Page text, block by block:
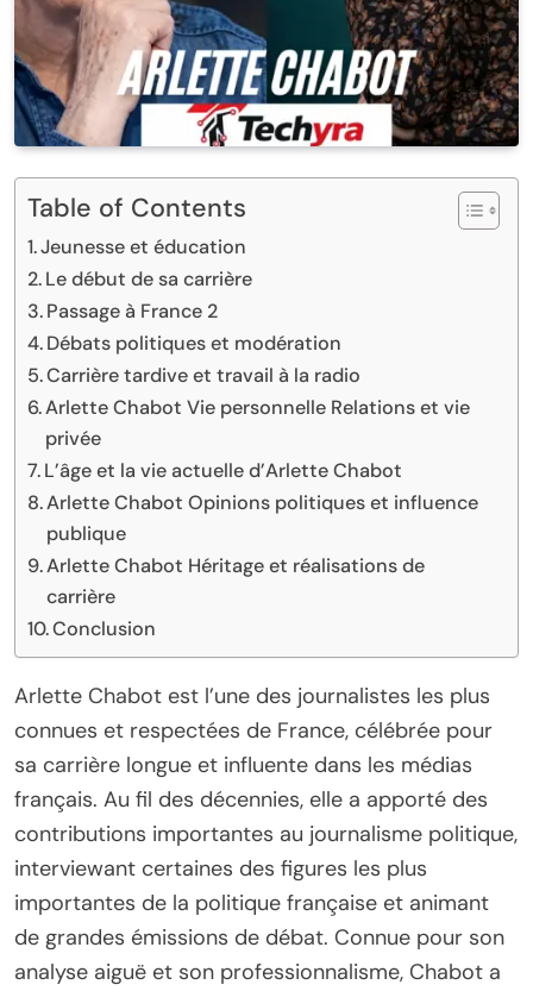
Table of Contents
Jeunesse et éducation
Le début de sa carrière
Passage à France 2
Débats politiques et modération
Carrière tardive et travail à la radio
Arlette Chabot Vie personnelle Relations et vie
privée
L’âge et la vie actuelle d’Arlette Chabot
Arlette Chabot Opinions politiques et influence
publique
Arlette Chabot Héritage et réalisations de
carrière
Conclusion
Arlette Chabot est l’une des journalistes les plus
connues et respectées de France, célébrée pour
sa carrière longue et influente dans les médias
français. Au fil des décennies, elle a apporté des
contributions importantes au journalisme politique,
interviewant certaines des figures les plus
importantes de la politique française et animant
de grandes émissions de débat. Connue pour son
analyse aiguë et son professionnalisme, Chabot a